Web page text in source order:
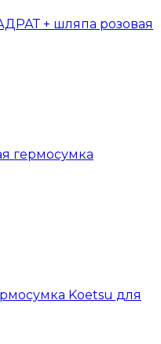
+ шляпа розовая
Koetsu для